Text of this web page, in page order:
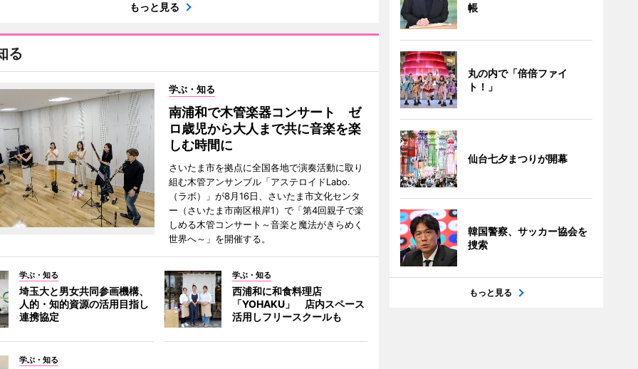
もっと見る
る
学ぶ・知る
南浦和で木管楽器コンサート ゼ
ロ歳児から大人まで共に音楽を楽
しむ時間に
さいたま市を拠点に全国各地で演奏活動に取り
組む木管アンサンブル「アステロイドLabo.
（ラボ）」が8月16日、さいたま市文化センタ
ー（さいたま市南区根岸1）で「第4回親子で楽
しめる木管コンサート～音楽と魔法がきらめく
世界へ～」を開催する。
学ぶ・知る
埼玉大と男女共同参画機構、
人的・知的資源の活用目指し
連携協定
学ぶ・知る
西浦和に和食料理店
「YOHAKU」 店内スペース
活用しフリースクールも
学ぶ・知る
帳
丸の内で「倍倍ファイ
ト！」
仙台七夕まつりが開幕
韓国警察、サッカー協会を
捜索
もっと見る